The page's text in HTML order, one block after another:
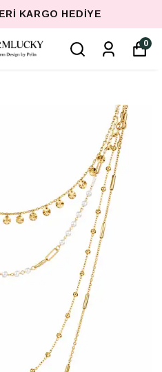
KARGO HEDIYE
0